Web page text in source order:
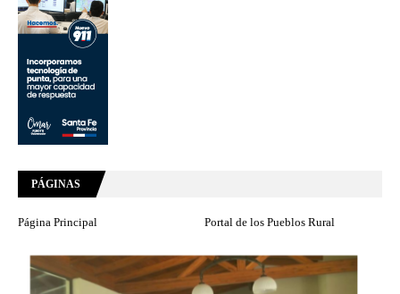
PÁGINAS
Página Principal Portal de los Pueblos Rural